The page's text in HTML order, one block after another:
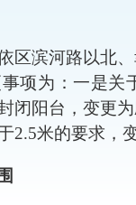
区滨河路以北
项为：一是关
闭阳台， 变更为
2.5米的要求，